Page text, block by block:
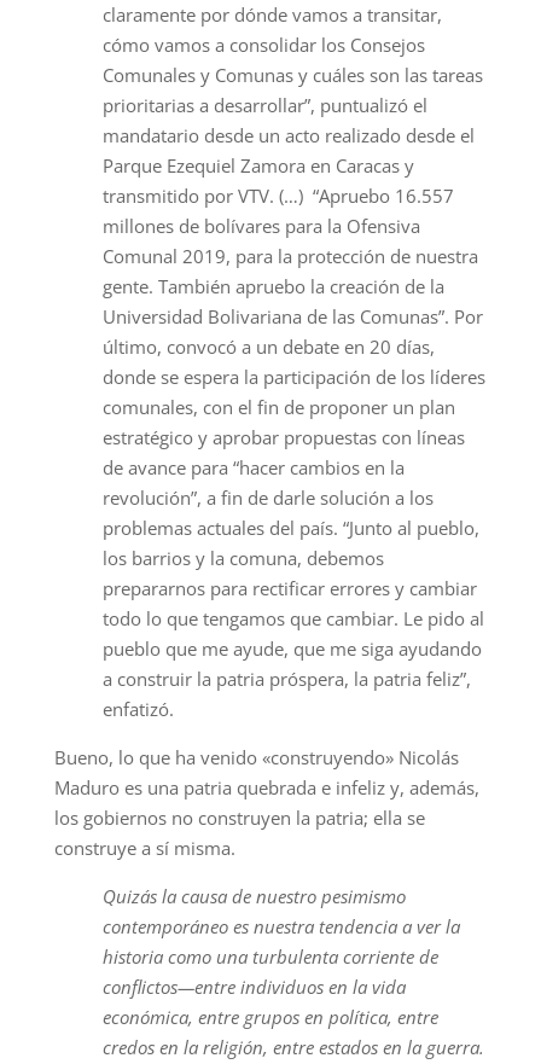
claramente por dónde vamos a transitar,
cómo vamos a consolidar los Consejos
Comunales y Comunas y cuáles son las tareas
prioritarias a desarrollar”, puntualizó el
mandatario desde un acto realizado desde el
Parque Ezequiel Zamora en Caracas y
transmitido por VTV. (…) “Apruebo 16.557
millones de bolívares para la Ofensiva
Comunal 2019, para la protección de nuestra
gente. También apruebo la creación de la
Universidad Bolivariana de las Comunas”. Por
último, convocó a un debate en 20 días,
donde se espera la participación de los líderes
comunales, con el fin de proponer un plan
estratégico y aprobar propuestas con líneas
de avance para “hacer cambios en la
revolución”, a fin de darle solución a los
problemas actuales del país. “Junto al pueblo,
los barrios y la comuna, debemos
prepararnos para rectificar errores y cambiar
todo lo que tengamos que cambiar. Le pido al
pueblo que me ayude, que me siga ayudando
a construir la patria próspera, la patria feliz”,
enfatizó.
Bueno, lo que ha venido «construyendo» Nicolás
Maduro es una patria quebrada e infeliz y, además,
los gobiernos no construyen la patria; ella se
construye a sí misma.
Quizás la causa de nuestro pesimismo
contemporáneo es nuestra tendencia a ver la
historia como una turbulenta corriente de
conflictos—entre individuos en la vida
económica, entre grupos en política, entre
credos en la religión, entre estados en la guerra.